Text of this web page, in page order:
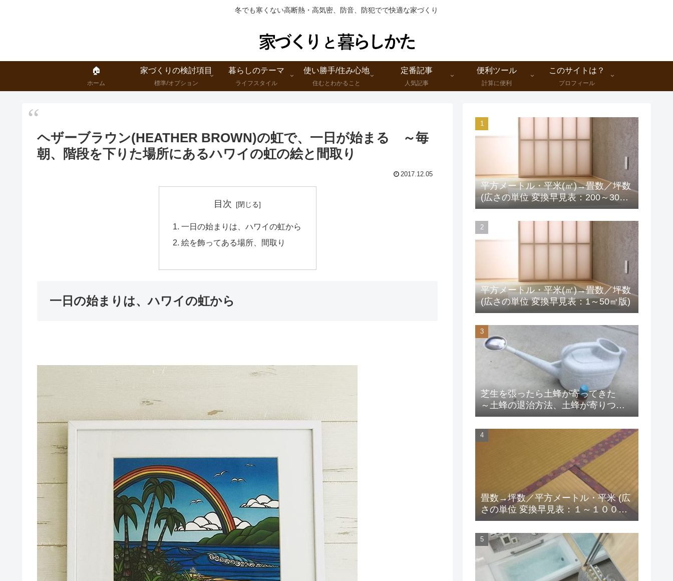
冬でも寒くない高断熱・高気密、防音、防犯でで快適な家づくり
🏠
ホーム
家づくりの検討項目
標準/オプション
暮らしのテーマ
ライフスタイル
使い勝手/住み心地
住むとわかること
定番記事
人気記事
便利ツール
計算に便利
このサイトは？
プロフィール
ヘザーブラウン(HEATHER BROWN)の虹で、一日が始まる ～毎
朝、階段を下りた場所にあるハワイの虹の絵と間取り
2017.12.05
目次
一日の始まりは、ハワイの虹から
絵を飾ってある場所、間取り
一日の始まりは、ハワイの虹から
平方メートル・平米(㎡)→畳数／坪数
(広さの単位 変換早見表：200～300
㎡版)
平方メートル・平米(㎡)→畳数／坪数
(広さの単位 変換早見表：1～50㎡版)
芝生を張ったら土蜂が寄ってきた
～土蜂の退治方法、土蜂が寄りつか
ない方法は？
畳数→坪数／平方メートル・平米 (広
さの単位 変換早見表：１～１００畳
版）